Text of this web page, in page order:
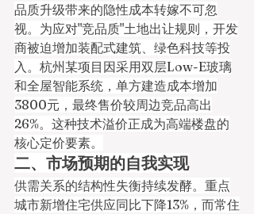
品质升级带来的隐性成本转嫁不可忽
视。为应对"竞品质"土地出让规则，开发
商被迫增加装配式建筑、绿色科技等投
入。杭州某项目因采用双层Low-E玻璃
和全屋智能系统，单方建造成本增加
3800元，最终售价较周边竞品高出
26%。这种技术溢价正成为高端楼盘的
核心定价要素。
二、市场预期的自我实现
供需关系的结构性失衡持续发酵。重点
城市新增住宅供应同比下降13%，而常住